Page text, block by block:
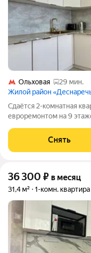
Ольховая
29 мин.
Жилой район
Сдаётся 2-комнатная
евроремонтом на 9
Стиральная машина Холодильник Посудомоечная машина Дом
- монолитный, окна
Снять
36 300 ₽ в месяц
31,4 м² 1-комн. квартира